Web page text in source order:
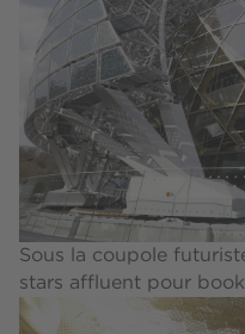
Sous la coupole
stars affluent pour